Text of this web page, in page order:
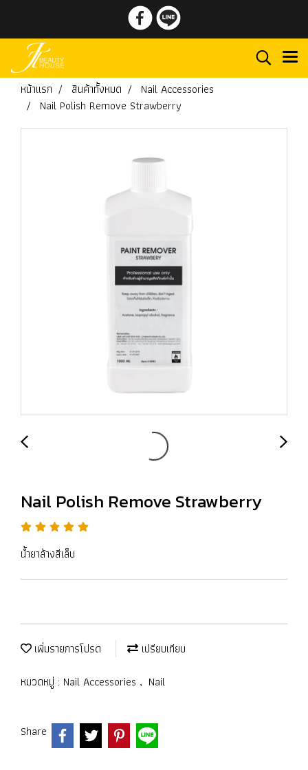
หน้าแรก สินค้าทั้งหมด
Nail Accessories
Nail Polish Remove Strawberry
Nail Polish Remove Strawberry
น้ำยาล้างสีเล็บ
เพิ่มรายการโปรด
เปรียบเทียบ
หมวดหมู่ : Nail Accessories , Nail
Share